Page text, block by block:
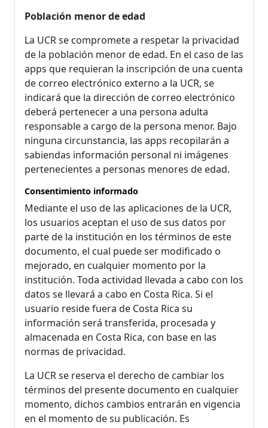
Población menor de edad
La UCR se compromete a respetar la privacidad
de la población menor de edad. En el caso de las
apps que requieran la inscripción de una cuenta
de correo electrónico externo a la UCR, se
indicará que la dirección de correo electrónico
deberá pertenecer a una persona adulta
responsable a cargo de la persona menor. Bajo
ninguna circunstancia, las apps recopilarán a
sabiendas información personal ni imágenes
pertenecientes a personas menores de edad.
Consentimiento informado
Mediante el uso de las aplicaciones de la UCR,
los usuarios aceptan el uso de sus datos por
parte de la institución en los términos de este
documento, el cual puede ser modificado o
mejorado, en cualquier momento por la
institución. Toda actividad llevada a cabo con los
datos se llevará a cabo en Costa Rica. Si el
usuario reside fuera de Costa Rica su
información será transferida, procesada y
almacenada en Costa Rica, con base en las
normas de privacidad.
La UCR se reserva el derecho de cambiar los
términos del presente documento en cualquier
momento, dichos cambios entrarán en vigencia
en el momento de su publicación. Es